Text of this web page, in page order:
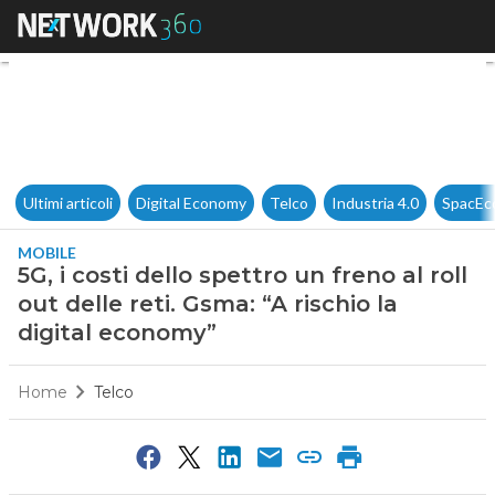
5G, i costi dello spettro un
Ultimi articoli Digital Economy Telco Industria 4.0
MOBILE
5G, i costi dello spettro un freno al roll
out delle reti. Gsma: “A rischio la
digital economy”
Home Telco